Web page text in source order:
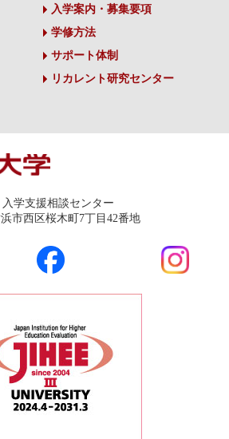
入学案内・募集要項
学修方法
サポート体制
リカレント研究センター
学支援相談センター
市西区桜木町7丁目42番地